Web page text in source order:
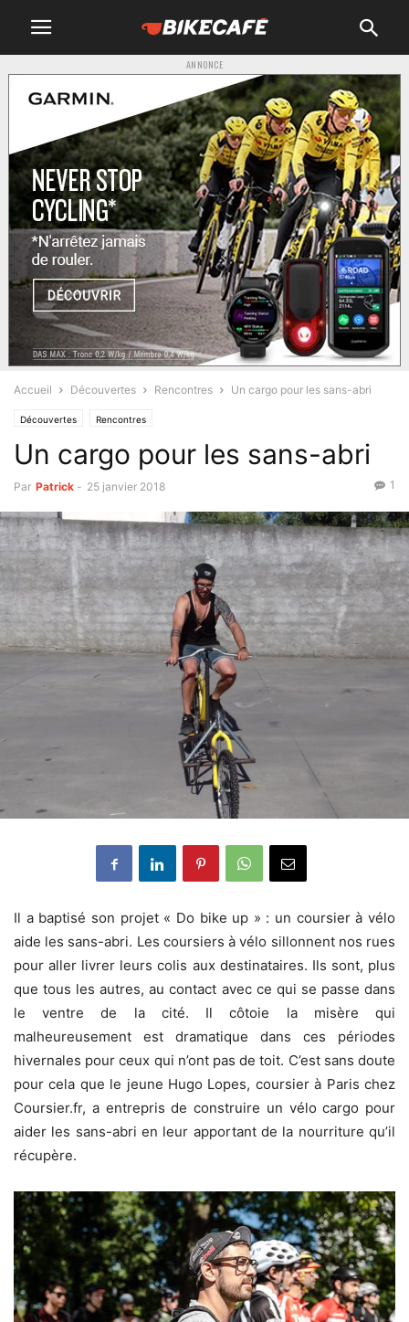
ANNONCE
Accueil Découvertes Rencontres Un cargo pour les sans-abri
Découvertes Rencontres
Un cargo pour les sans-abri
Par Patrick - 25 janvier 2018 1
Il a baptisé son projet « Do bike up » : un coursier à vélo
aide les sans-abri. Les coursiers à vélo sillonnent nos rues
pour aller livrer leurs colis aux destinataires. Ils sont, plus
que tous les autres, au contact avec ce qui se passe dans
le ventre de la cité. Il côtoie la misère qui
malheureusement est dramatique dans ces périodes
hivernales pour ceux qui n’ont pas de toit. C’est sans doute
pour cela que le jeune Hugo Lopes, coursier à Paris chez
Coursier.fr, a entrepris de construire un vélo cargo pour
aider les sans-abri en leur apportant de la nourriture qu’il
récupère.